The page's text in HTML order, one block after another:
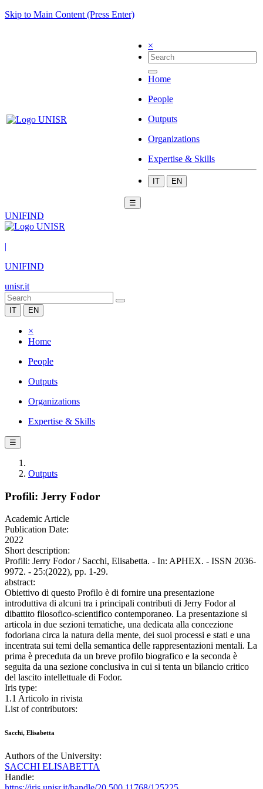
Skip to Main Content (Press Enter)
×
Home
People
Outputs
Organizations
Expertise & Skills
IT EN
☰
UNIFIND
|
UNIFIND
unisr.it
IT EN
×
Home
People
Outputs
Organizations
Expertise & Skills
☰
Outputs
Profili: Jerry Fodor
Academic Article
Publication Date:
2022
Short description:
Profili: Jerry Fodor / Sacchi, Elisabetta. - In: APHEX. - ISSN 2036-
9972. - 25:(2022), pp. 1-29.
abstract:
Obiettivo di questo Profilo è di fornire una presentazione
introduttiva di alcuni tra i principali contributi di Jerry Fodor al
dibattito filosofico-scientifico contemporaneo. La presentazione si
articola in due sezioni tematiche, una dedicata alla concezione
fodoriana circa la natura della mente, dei suoi processi e stati e una
incentrata sui temi della semantica delle rappresentazioni mentali. La
prima è preceduta da un breve profilo biografico e la seconda è
seguita da una sezione conclusiva in cui si tenta un bilancio critico
del lascito intellettuale di Fodor.
Iris type:
1.1 Articolo in rivista
List of contributors:
Sacchi, Elisabetta
Authors of the University:
SACCHI ELISABETTA
Handle: